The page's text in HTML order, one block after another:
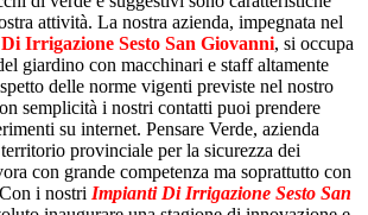
attività. La nostra azienda, impegnata nel
Irrigazione Sesto San Giovanni, si occupa
giardino con macchinari e staff altamente
delle norme vigenti previste nel nostro
semplicità i nostri contatti puoi prendere
su internet. Pensare Verde, azienda
provinciale per la sicurezza dei
con grande competenza ma soprattutto con
i nostri Impianti Di Irrigazione Sesto San